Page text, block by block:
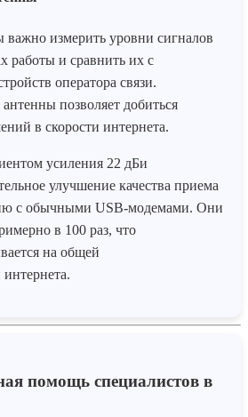
измерить уровни сигналов
работы и сравнить их с
оператора связи.
позволяет добиться
в скорости интернета.
усиления 22 дБи
улучшение качества приема
с обычными USB-модемами. Они
в 100 раз, что
на общей
помощь специалистов в